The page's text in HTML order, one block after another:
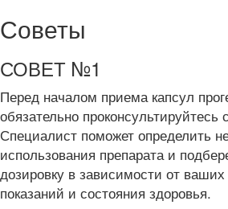
Советы
СОВЕТ №1
Перед началом приема капсул
обязательно проконсультируйтесь
Специалист поможет определить
использования препарата и
дозировку в зависимости от
показаний и состояния здоровья.